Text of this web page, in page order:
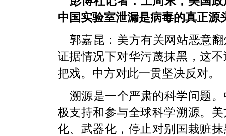
中国实验室泄漏是病毒的真正源
郭嘉昆：美方有关网站恶意
证据情况下对华污蔑抹黑，这
把戏。中方对此一贯坚决反对。
溯源是一个严肃的科学问题
极支持和参与全球科学溯源。
化、武器化，停止对别国栽赃